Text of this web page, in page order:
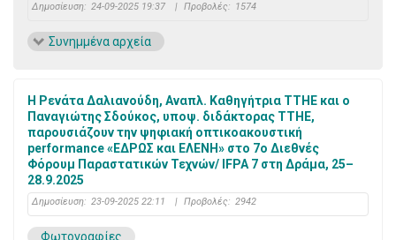
Δημοσίευση: 24-09-2025 19:37 | Προβολές: 1574
Συνημμένα αρχεία
Η Ρενάτα Δαλιανούδη, Αναπλ. Καθηγήτρια ΤΤΗΕ και ο
Παναγιώτης Σδούκος, υποψ. διδάκτορας ΤΤΗΕ,
παρουσιάζουν την ψηφιακή οπτικοακουστική
performance «ΕΔΡΩΣ και ΕΛΕΝΗ» στο 7ο Διεθνές
Φόρουμ Παραστατικών Τεχνών/ IFPA 7 στη Δράμα, 25–
28.9.2025
Δημοσίευση: 23-09-2025 22:11 | Προβολές: 2942
Φωτογραφίες